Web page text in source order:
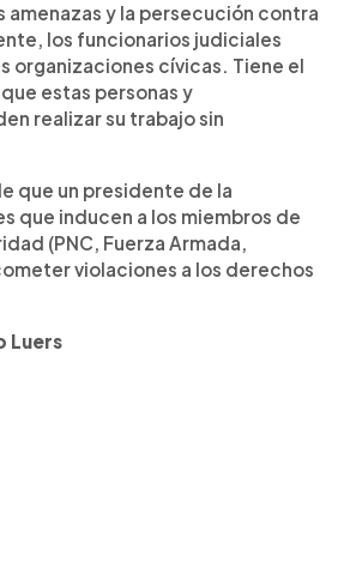
amenazas y la persecución contra
los funcionarios judiciales
organizaciones cívicas. Tiene el
estas personas y
realizar su trabajo sin
que un presidente de la
que inducen a los miembros de
(PNC, Fuerza Armada,
violaciones a los derechos
Luers